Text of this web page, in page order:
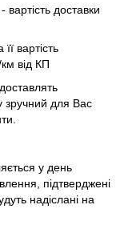
доставки
вартість
від КП
для Вас
у день
підтверджені
надіслані на